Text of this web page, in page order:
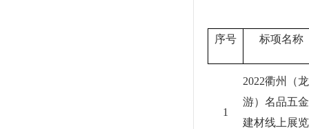
序号 标项名称
1
2022衢州（龙
游）名品五金
建材线上展览